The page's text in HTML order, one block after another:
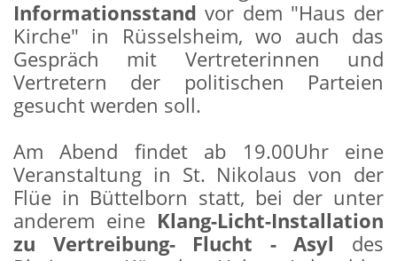
Informationsstand vor dem "Haus der
Kirche" in Rüsselsheim, wo auch das
Gespräch mit Vertreterinnen und
Vertretern der politischen Parteien
gesucht werden soll.
Am Abend findet ab 19.00Uhr eine
Veranstaltung in St. Nikolaus von der
Flüe in Büttelborn statt, bei der unter
anderem eine Klang-Licht-Installation
zu Vertreibung- Flucht - Asyl des